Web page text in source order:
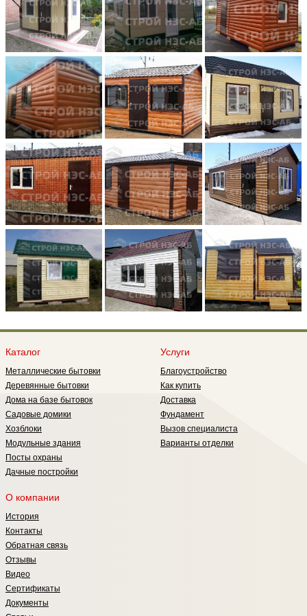
Каталог
Металлические бытовки
Деревянные бытовки
Дома на базе бытовок
Садовые домики
Хозблоки
Модульные здания
Посты охраны
Дачные постройки
Услуги
Благоустройство
Как купить
Доставка
Фундамент
Вызов специалиста
Варианты отделки
О компании
История
Контакты
Обратная связь
Отзывы
Видео
Сертификаты
Документы